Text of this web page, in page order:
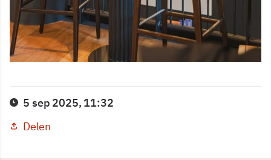
5 sep 2025, 11:32
Delen